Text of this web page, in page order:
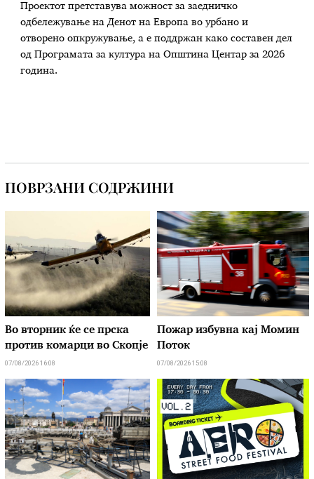
Проектот претставува можност за заедничко
одбележување на Денот на Европа во урбано и
отворено опкружување, а е поддржан како составен дел
од Програмата за култура на Општина Центар за 2026
година.
ПОВРЗАНИ СОДРЖИНИ
Во вторник ќе се прска
против комарци во Скопје
07/08/2026 16:08
Пожар избувна кај Момин
Поток
07/08/2026 15:08